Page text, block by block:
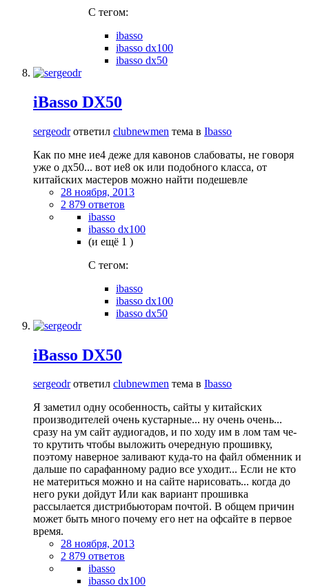
C тегом:
ibasso
ibasso dx100
ibasso dx50
iBasso DX50
sergeodrответил clubnewmen тема в Ibasso
Как по мне ие4 деже для кавонов слабоваты, не говоря
уже о дх50... вот ие8 ок или подобного класса, от
китайских мастеров можно найти подешевле
28 ноября, 2013
2 879 ответов
ibasso
ibasso dx100
(и ещё 1 )
C тегом:
ibasso
ibasso dx100
ibasso dx50
iBasso DX50
sergeodrответил clubnewmen тема в Ibasso
Я заметил одну особенность, сайты у китайских
производителей очень кустарные... ну очень очень...
сразу на ум сайт аудиогадов, и по ходу им в лом там че-
то крутить чтобы выложить очередную прошивку,
поэтому наверное заливают куда-то на файл обменник и
дальше по сарафанному радио все уходит... Если не кто
не материться можно и на сайте нарисовать... когда до
него руки дойдут Или как вариант прошивка
рассылается дистрибьюторам почтой. В общем причин
может быть много почему его нет на офсайте в первое
время.
28 ноября, 2013
2 879 ответов
ibasso
ibasso dx100